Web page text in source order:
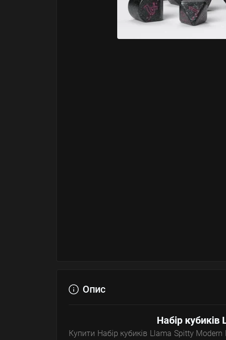
Опис
Набір
Купити Набір кубиків Llama Spitty Modern